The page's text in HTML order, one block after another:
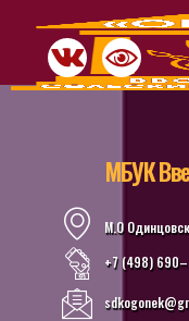
МБУК
М.О
+7 (498)